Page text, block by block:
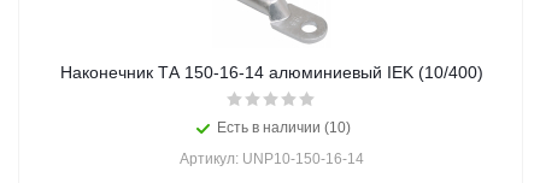
Наконечник ТА 150-16-14 алюминиевый IEK (10/400)
Есть в наличии (10)
Артикул: UNP10-150-16-14